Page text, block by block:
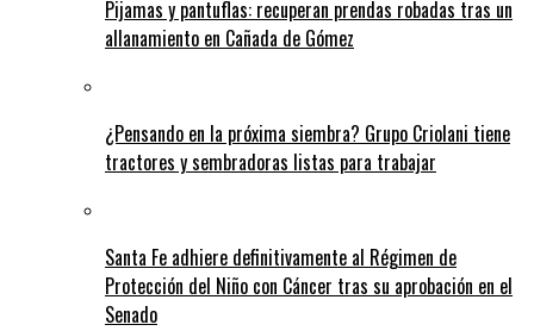
Pijamas y pantuflas: recuperan prendas robadas tras un
allanamiento en Cañada de Gómez
¿Pensando en la próxima siembra? Grupo Criolani tiene
tractores y sembradoras listas para trabajar
Santa Fe adhiere definitivamente al Régimen de
Protección del Niño con Cáncer tras su aprobación en el
Senado